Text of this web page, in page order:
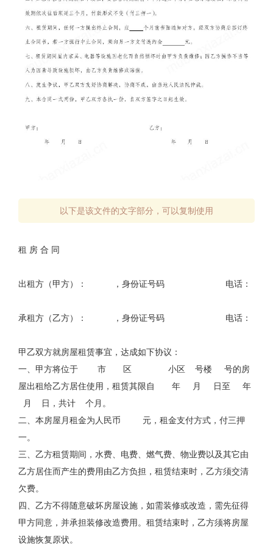
以下是该文件的文字部分，可以复制使用
租 房 合 同
出租方（甲方）： ，身份证号码 电话：
承租方（乙方）： ，身份证号码 电话：
甲乙双方就房屋租赁事宜，达成如下协议：
一、甲方将位于 市 区 小区 号楼 号的房
屋出租给乙方居住使用，租赁其限自 年 月 日至
年
月 日，共计 个月。
二、本房屋月租金为人民币 元，租金支付方式，付三押
一。
三、乙方租赁期间，水费、电费、燃气费、物业费以及其它由
乙方居住而产生的费用由乙方负担，租赁结束时，乙方须交清
欠费。
四、乙方不得随意破坏房屋设施，如需装修或改造，需先征得
甲方同意，并承担装修改造费用。租赁结束时，乙方须将房屋
设施恢复原状。